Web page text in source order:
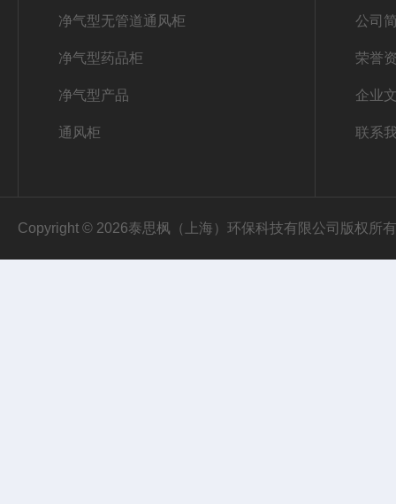
净气型无管道通风柜
净气型药品柜
净气型产品
通风柜
公司
荣誉
企业
联系
Copyright © 2026泰思枫（上海）环保科技有限公司版权